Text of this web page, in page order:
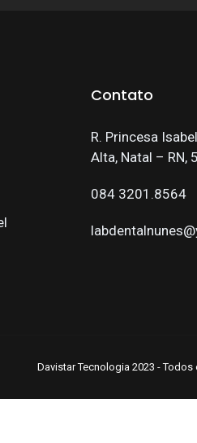
Contato
R. Princesa
Alta, Natal – RN,
084 3201.8564
Davistar Tecnologia 2023 -